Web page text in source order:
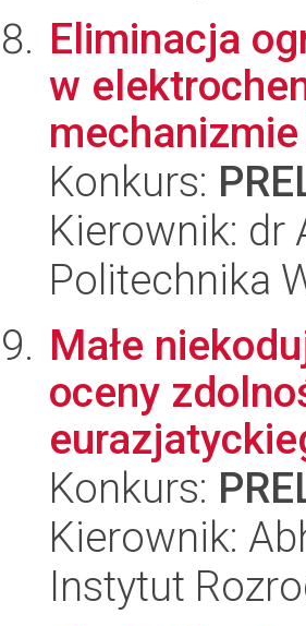
Eliminacja
w
Konkurs:
Kierownik: dr
Politechnika
Małe
oceny
Konkurs:
Kierownik:
Instytut